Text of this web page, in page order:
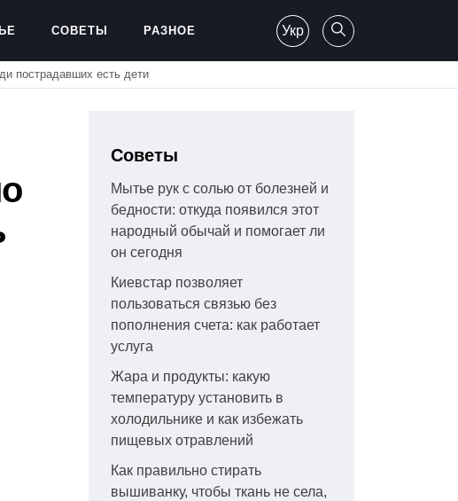
СОВЕТЫ РАЗНОЕ Укр
пострадавших есть дети
Советы
Мытье рук с солью от болезней и
бедности: откуда появился этот
народный обычай и помогает ли
он сегодня
Киевстар позволяет
пользоваться связью без
пополнения счета: как работает
услуга
Жара и продукты: какую
температуру установить в
холодильнике и как избежать
пищевых отравлений
Как правильно стирать
вышиванку, чтобы ткань не села,